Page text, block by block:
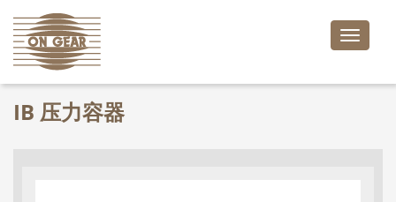
Toggle
IB 压力容器